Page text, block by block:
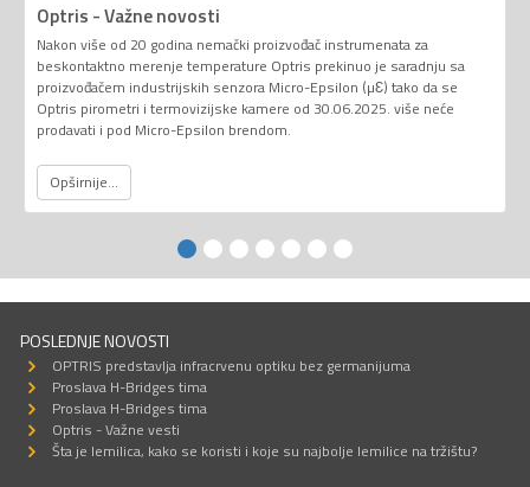
Optris - Važne novosti
Nakon više od 20 godina nemački proizvođač instrumenata za
beskontaktno merenje temperature Optris prekinuo je saradnju sa
proizvođačem industrijskih senzora Micro-Epsilon (µƐ) tako da se
Optris pirometri i termovizijske kamere od 30.06.2025. više neće
prodavati i pod Micro-Epsilon brendom.
Opširnije...
POSLEDNJE NOVOSTI
OPTRIS predstavlja infracrvenu optiku bez germanijuma
Proslava H-Bridges tima
Proslava H-Bridges tima
Optris - Važne vesti
Šta je lemilica, kako se koristi i koje su najbolje lemilice na tržištu?